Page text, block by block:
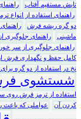
تابش مستقیم آفتاب
راهنمای استفاده از انواع
دو گره ریشه فرش
ماشینی
راهنمای جلوگیری
راهنمای جلوگیری از سر
کامل حفظ و نگهداری فرش
نخ در استفاده از دو گره
شستشوی
استفاده از ترمز فرش روی
کردن آن
عواملی که